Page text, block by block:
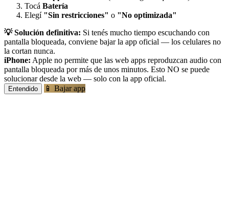
Tocá Batería
Elegí "Sin restricciones" o "No optimizada"
💡 Solución definitiva: Si tenés mucho tiempo escuchando con
pantalla bloqueada, conviene bajar la app oficial — los celulares no
la cortan nunca.
iPhone: Apple no permite que las web apps reproduzcan audio con
pantalla bloqueada por más de unos minutos. Esto NO se puede
solucionar desde la web — solo con la app oficial.
Entendido 📱 Bajar app